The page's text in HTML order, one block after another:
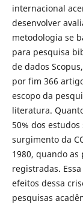
internacional
desenvolver
metodologia se
para pesquisa
de dados
por fim 366
escopo da
literatura.
50% dos
surgimento da
1980, quando as
registradas.
efeitos dessa
pesquisas